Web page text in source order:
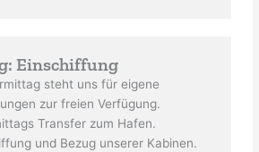
Einschiffung
steht uns für eigene
zur freien Verfügung.
Transfer zum Hafen.
und Bezug unserer Kabinen.